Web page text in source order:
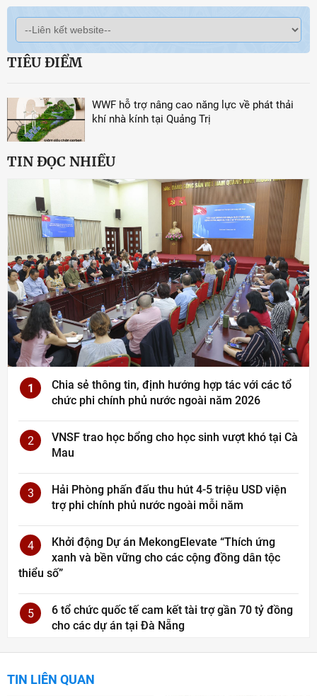
TIÊU ĐIỂM
WWF hỗ trợ nâng cao năng lực về phát thải
khí nhà kính tại Quảng Trị
TIN ĐỌC NHIỀU
1
Chia sẻ thông tin, định hướng hợp tác với các tổ
chức phi chính phủ nước ngoài năm 2026
2
VNSF trao học bổng cho học sinh vượt khó tại Cà
Mau
3
Hải Phòng phấn đấu thu hút 4-5 triệu USD viện
trợ phi chính phủ nước ngoài mỗi năm
4
Khởi động Dự án MekongElevate “Thích ứng
xanh và bền vững cho các cộng đồng dân tộc
thiểu số”
5
6 tổ chức quốc tế cam kết tài trợ gần 70 tỷ đồng
cho các dự án tại Đà Nẵng
TIN LIÊN QUAN